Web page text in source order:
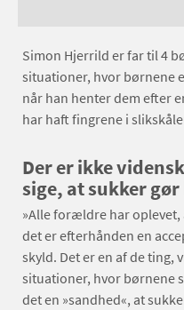
Simon Hjerrild er far til 4
situationer, hvor børnene
når han henter dem efter
har haft fingrene i
Der er ikke
sige, at sukker
»Alle forældre har
det er efterhånden en
skyld. Det er en af de ting,
situationer, hvor børnene
det en »sandhed«, at